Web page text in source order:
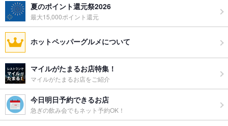
夏のポイント還元祭2026
最大15,000ポイント還元
ホットペッパーグルメについて
マイルがたまるお店特集！
マイルがたまるお店をご紹介
今日明日予約できるお店
急ぎの飲み会でもネット予約OK！